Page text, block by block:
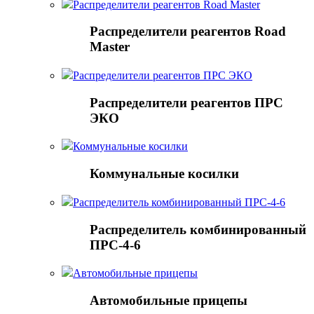
Распределители реагентов Road Master
Распределители реагентов Road
Master
Распределители реагентов ПРС ЭКО
Распределители реагентов ПРС
ЭКО
Коммунальные косилки
Коммунальные косилки
Распределитель комбинированный ПРС-4-6
Распределитель комбинированный
ПРС-4-6
Автомобильные прицепы
Автомобильные прицепы